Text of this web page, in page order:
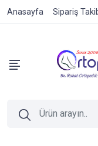
Anasayfa Sipariş